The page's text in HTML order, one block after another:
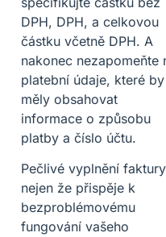
DPH, DPH, a celkovou
částku včetně DPH. A
nakonec nezapomeňte
platební údaje, které by
měly obsahovat
informace o způsobu
platby a číslo účtu.
Pečlivé vyplnění faktury
nejen že přispěje k
bezproblémovému
fungování vašeho